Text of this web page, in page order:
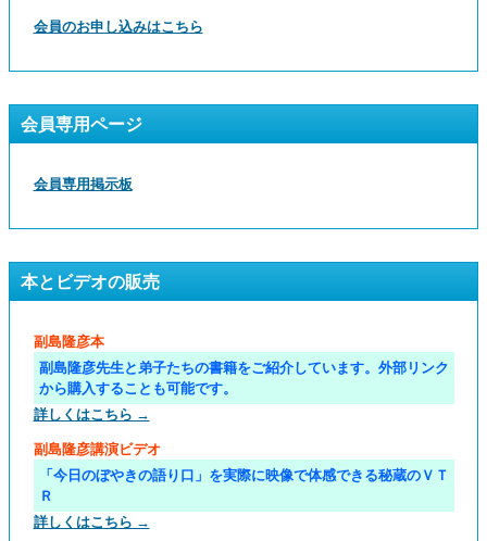
会員のお申し込みはこちら
会員専用ページ
会員専用掲示板
本とビデオの販売
副島隆彦本
副島隆彦先生と弟子たちの書籍をご紹介しています。外部リンク
から購入することも可能です。
詳しくはこちら →
副島隆彦講演ビデオ
「今日のぼやきの語り口」を実際に映像で体感できる秘蔵のＶＴ
Ｒ
詳しくはこちら →